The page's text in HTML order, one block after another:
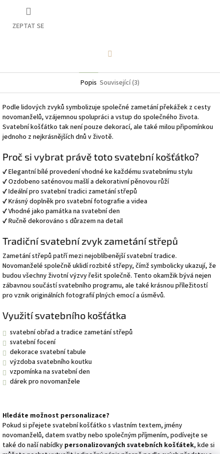
ZEPTAT SE
Popis Související (3)
Podle lidových zvyků symbolizuje společné zametání překážek z cesty
novomanželů, vzájemnou spolupráci a vstup do společného života.
Svatební košťátko tak není pouze dekorací, ale také milou připomínkou
jednoho z nejkrásnějších dnů v životě.
Proč si vybrat právě toto svatební košťátko?
✔ Elegantní bílé provedení vhodné ke každému svatebnímu stylu
✔ Ozdobeno saténovou mašlí a dekorativní pěnovou růží
✔ Ideální pro svatební tradici zametání střepů
✔ Krásný doplněk pro svatební fotografie a videa
✔ Vhodné jako památka na svatební den
✔ Ručně dekorováno s důrazem na detail
Tradiční svatební zvyk zametání střepů
Zametání střepů patří mezi nejoblíbenější svatební tradice.
Novomanželé společně uklidí rozbité střepy, čímž symbolicky ukazují, že
budou všechny životní výzvy řešit společně. Tento okamžik bývá nejen
zábavnou součástí svatebního programu, ale také krásnou příležitostí
pro vznik originálních fotografií plných emocí a úsměvů.
Využití svatebního košťátka
svatební obřad a tradice zametání střepů
svatební focení
dekorace svatební tabule
výzdoba svatebního koutku
vzpomínka na svatební den
dárek pro novomanžele
Hledáte možnost personalizace?
Pokud si přejete svatební košťátko s vlastním textem, jmény
novomanželů, datem svatby nebo společným příjmením, podívejte se
také do naší nabídky personalizovaných svatebních košťátek, kde si